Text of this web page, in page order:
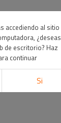
accediendo al sitio
¿deseas
de escritorio? Haz
continuar
Si